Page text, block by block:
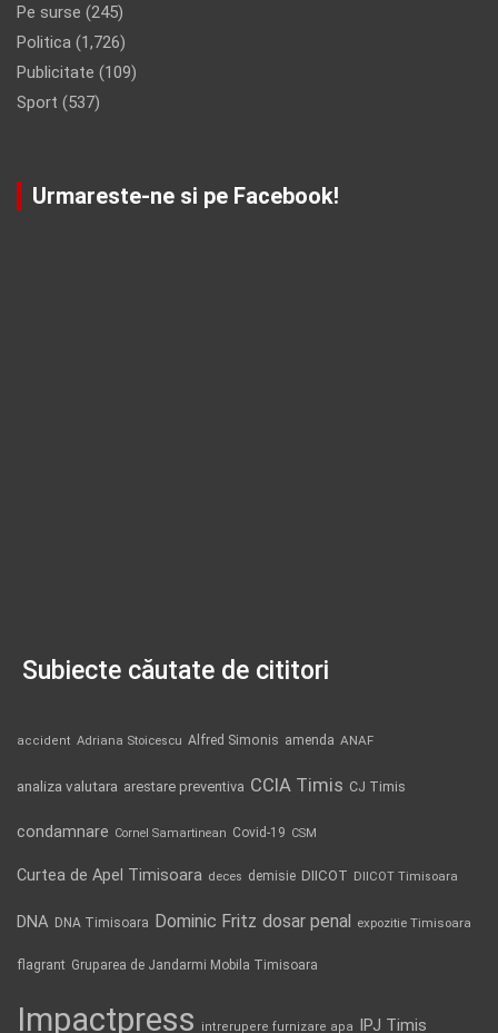
Pe surse (245)
Politica (1,726)
Publicitate (109)
Sport (537)
Urmareste-ne si pe Facebook!
Subiecte căutate de cititori
accident Adriana Stoicescu Alfred Simonis amenda ANAF
analiza valutara arestare preventiva CCIA Timis CJ Timis
condamnare Cornel Samartinean Covid-19 CSM
Curtea de Apel Timisoara deces demisie DIICOT DIICOT Timisoara
DNA DNA Timisoara Dominic Fritz dosar penal expozitie Timisoara
flagrant Gruparea de Jandarmi Mobila Timisoara
Impactpress intrerupere furnizare apa IPJ Timis